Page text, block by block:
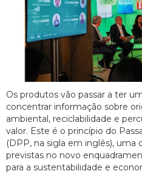
Os produtos vão passar a ter
concentrar informação sobre
ambiental, reciclabilidade e
valor. Este é o princípio do
(DPP, na sigla em inglês), uma
previstas no novo
para a sustentabilidade e